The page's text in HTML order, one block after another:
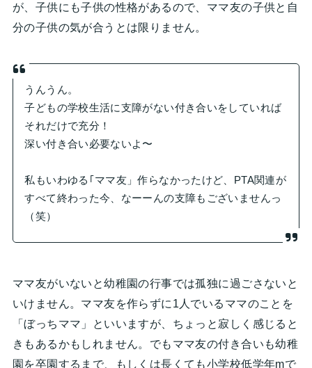
が、子供にも子供の性格があるので、ママ友の子供と自
分の子供の気が合うとは限りません。
うんうん。
子どもの学校生活に支障がない付き合いをしていれば
それだけで充分！
深い付き合い必要ないよ〜
私もいわゆる｢ママ友」作らなかったけど、PTA関連が
すべて終わった今、なーーんの支障もございませんっ
（笑）
ママ友がいないと幼稚園の行事では孤独に過ごさないと
いけません。ママ友を作らずに1人でいるママのことを
「ぼっちママ」といいますが、ちょっと寂しく感じると
きもあるかもしれません。でもママ友の付き合いも幼稚
園を卒園するまで、もしくは長くても小学校低学年mで